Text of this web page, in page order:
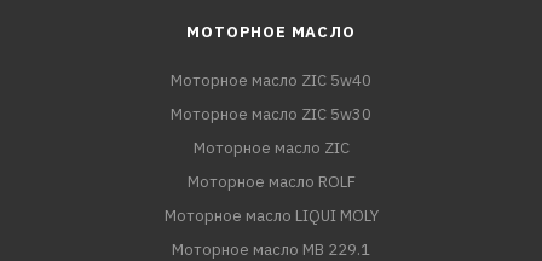
МОТОРНОЕ МАСЛО
Моторное масло ZIC 5w40
Моторное масло ZIC 5w30
Моторное масло ZIC
Моторное масло ROLF
Моторное масло LIQUI MOLY
Моторное масло MB 229.1